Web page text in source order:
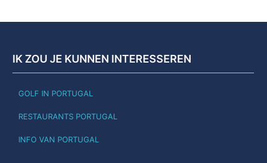
IK ZOU JE KUNNEN INTERESSEREN
GOLF IN PORTUGAL
RESTAURANTS PORTUGAL
INFO VAN PORTUGAL